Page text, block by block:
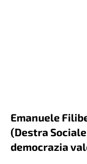
Emanuele
(Destra
democrazia